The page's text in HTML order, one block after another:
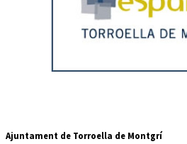
Ajuntament de Torroella de Montgrí